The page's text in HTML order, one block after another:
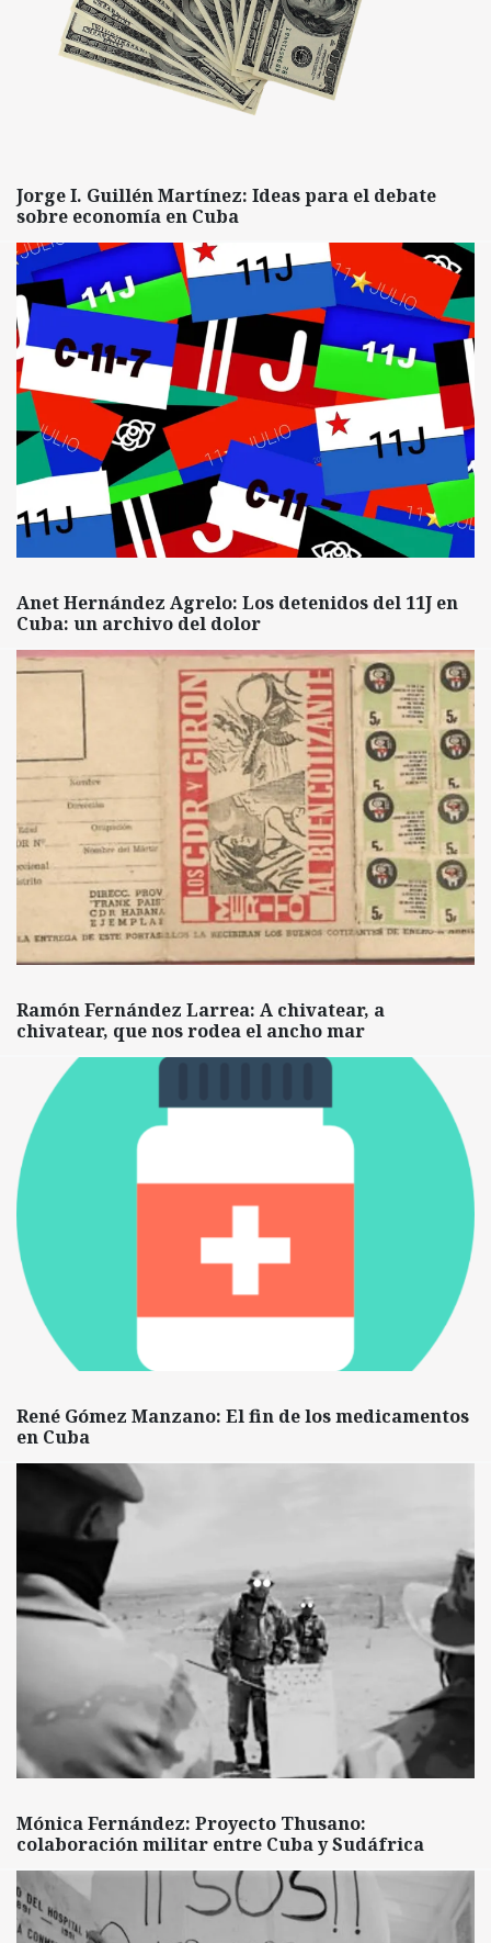
Jorge I. Guillén Martínez: Ideas para el debate
sobre economía en Cuba
Anet Hernández Agrelo: Los detenidos del 11J en
Cuba: un archivo del dolor
Ramón Fernández Larrea: A chivatear, a
chivatear, que nos rodea el ancho mar
René Gómez Manzano: El fin de los medicamentos
en Cuba
Mónica Fernández: Proyecto Thusano:
colaboración militar entre Cuba y Sudáfrica